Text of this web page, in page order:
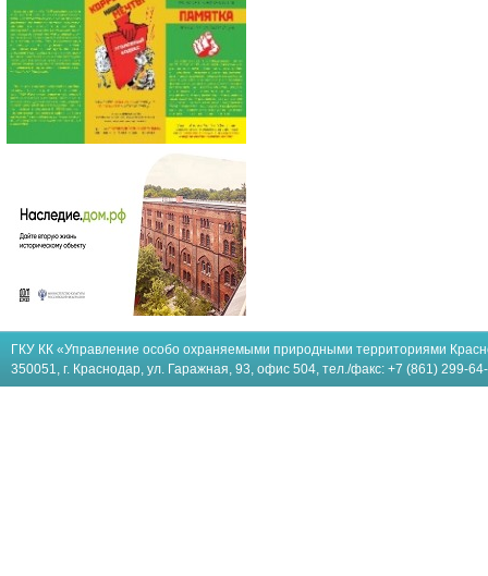
ГКУ КК «Управление особо охраняемыми природными территориями
350051, г. Краснодар, ул. Гаражная, 93, офис 504, тел./факс: +7 (861) 299-